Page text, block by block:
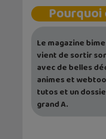
Pourquoi
Le magazine
vient de sortir
avec de belles
animes et
tutos et un
grand A.